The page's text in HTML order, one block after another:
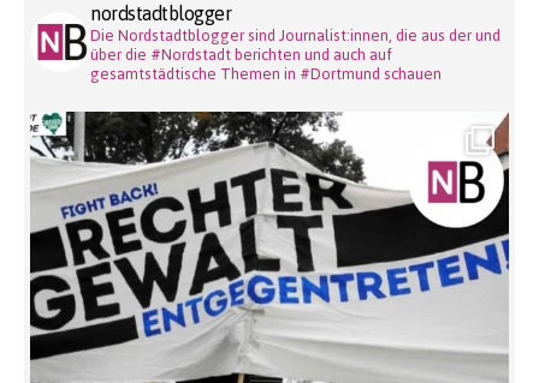
nordstadtblogger
Die Nordstadtblogger sind Journalist:innen, die aus der und
über die #Nordstadt berichten und auch auf
gesamtstädtische Themen in #Dortmund schauen